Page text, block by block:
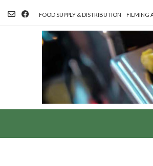
FOOD SUPPLY & DISTRIBUTION FILMING